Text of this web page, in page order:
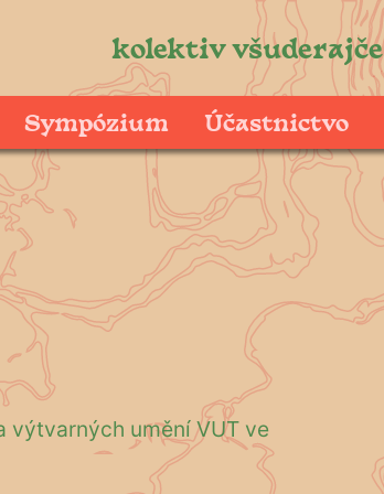
kolektiv všuderajče
Sympózium Účastnictvo
výtvarných umění VUT ve